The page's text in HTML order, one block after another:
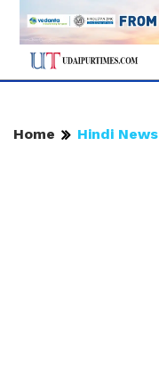
Home Hindi News